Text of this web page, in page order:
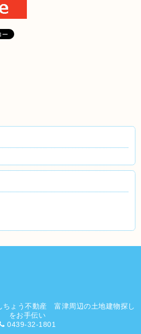
ちょう不動産 富津周辺の土地建物探し
をお手伝い
0439-32-1801